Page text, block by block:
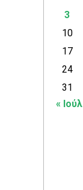
3
10
17
24
31
« Ιούλ